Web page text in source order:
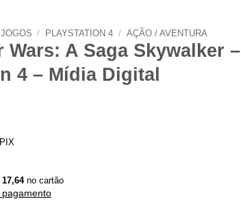
/ PLAYSTATION 4 / AÇÃO / AVENTURA
Wars: A Saga Skywalker –
4 – Mídia Digital
17,64no cartão